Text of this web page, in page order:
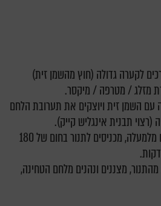
לקערה גדולה (חוץ מהשמן זית)
מזלג / מטרפה / מיקסר.
עם השמן זית ויוצקים את תערובת הלחם
תבנית אינגליש קייק).
מפזרים מעט שומשום מלמעלה, מכניסים לתנור בחום של 180
מצננים ונהנים מלחם הטחינה,